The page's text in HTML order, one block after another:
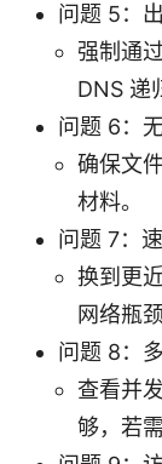
问题 5：
强制通
DNS 递
问题 6：
确保文
材料。
问题 7：
换到更
网络瓶颈
问题 8：
查看并
够，若